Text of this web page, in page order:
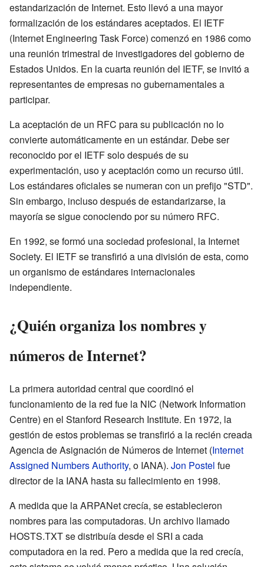
estandarización de Internet. Esto llevó a una mayor
formalización de los estándares aceptados. El IETF
(Internet Engineering Task Force) comenzó en 1986 como
una reunión trimestral de investigadores del gobierno de
Estados Unidos. En la cuarta reunión del IETF, se invitó a
representantes de empresas no gubernamentales a
participar.
La aceptación de un RFC para su publicación no lo
convierte automáticamente en un estándar. Debe ser
reconocido por el IETF solo después de su
experimentación, uso y aceptación como un recurso útil.
Los estándares oficiales se numeran con un prefijo "STD".
Sin embargo, incluso después de estandarizarse, la
mayoría se sigue conociendo por su número RFC.
En 1992, se formó una sociedad profesional, la Internet
Society. El IETF se transfirió a una división de esta, como
un organismo de estándares internacionales
independiente.
¿Quién organiza los nombres y
números de Internet?
La primera autoridad central que coordinó el
funcionamiento de la red fue la NIC (Network Information
Centre) en el Stanford Research Institute. En 1972, la
gestión de estos problemas se transfirió a la recién creada
Agencia de Asignación de Números de Internet (Internet
Assigned Numbers Authority, o IANA). Jon Postel fue
director de la IANA hasta su fallecimiento en 1998.
A medida que la ARPANet crecía, se establecieron
nombres para las computadoras. Un archivo llamado
HOSTS.TXT se distribuía desde el SRI a cada
computadora en la red. Pero a medida que la red crecía,